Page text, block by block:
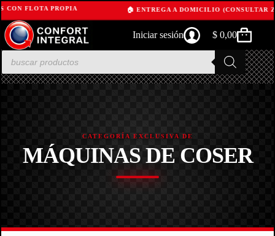
CON FLOTA PROPIA 🏠 ENTREGA A DOMICILIO (CONSULTAR
Skip
to
content
Iniciar sesión
Shopping
cart
$ 0,00
Products
search
CATEGORÍA EXCLUSIVA DE
MÁQUINAS DE COSER